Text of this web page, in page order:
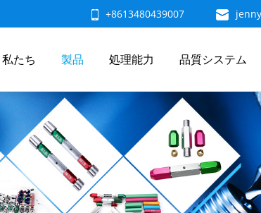
+8613480439007
私たち 製品 処理能力 品質システム